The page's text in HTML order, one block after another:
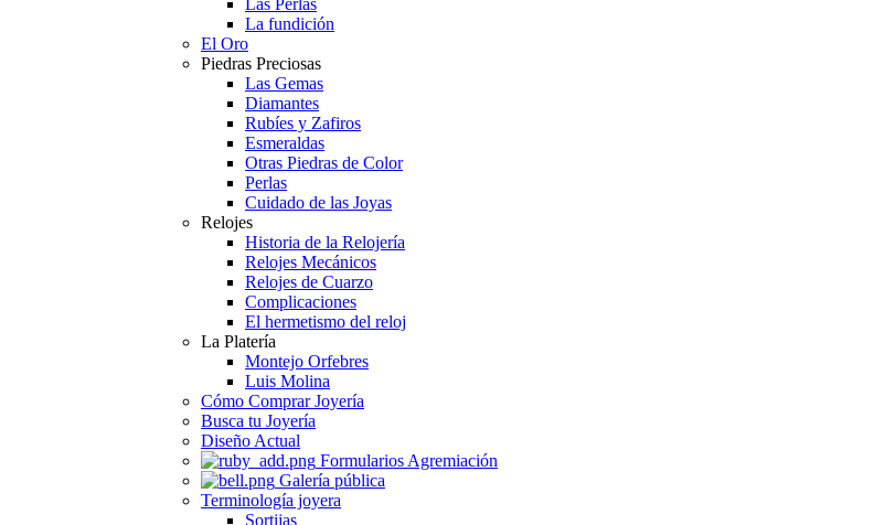
Las Perlas
La fundición
El Oro
Piedras Preciosas
Las Gemas
Diamantes
Rubíes y Zafiros
Esmeraldas
Otras Piedras de Color
Perlas
Cuidado de las Joyas
Relojes
Historia de la Relojería
Relojes Mecánicos
Relojes de Cuarzo
Complicaciones
El hermetismo del reloj
La Platería
Montejo Orfebres
Luis Molina
Cómo Comprar Joyería
Busca tu Joyería
Diseño Actual
Formularios Agremiación
Galería pública
Terminología joyera
Sortijas